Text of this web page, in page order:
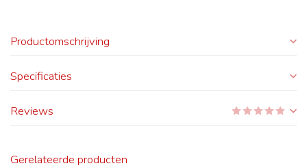
Productomschrijving
Specificaties
Reviews
Gerelateerde producten